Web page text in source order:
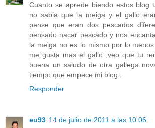
Cuanto se aprede biendo estos blog
no sabia que la meiga y el gallo
pense que eran dos pescados
pensado hacar pescado y nos
la meiga no es lo mismo por lo
me gusta mas el gallo ,veo que tu
buena un saludo de otra gallega
tiempo que empece mi blog .
Responder
eu93 14 de julio de 2011 a las 10:06